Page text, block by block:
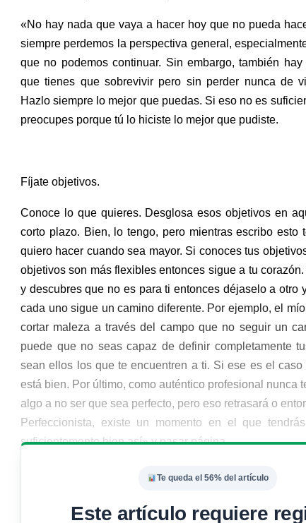
«No hay nada que vaya a hacer hoy que no pueda
siempre perdemos la perspectiva general,
que no podemos continuar. Sin embargo, también
que tienes que sobrevivir pero sin perder nunca de
Hazlo siempre lo mejor que puedas. Si eso no es
preocupes porque tú lo hiciste lo mejor que pudiste.
Fíjate objetivos.
Conoce lo que quieres. Desglosa esos objetivos en
corto plazo. Bien, lo tengo, pero mientras escribo esto
quiero hacer cuando sea mayor. Si conoces tus
objetivos son más flexibles entonces sigue a tu
y descubres que no es para ti entonces déjaselo a otro
cada uno sigue un camino diferente. Por ejemplo, el
cortar maleza a través del campo que no seguir un
puede que no seas capaz de definir completamente
sean ellos los que te encuentren a ti. Si ese es el caso
está bien. Por último, como auténtico profesional nunca
algo a no ser que sea perfecto, pero eso retrasará o
Perfeccionista, existe un momento en el que
suficientemente bien así» y pasar página.
Te queda el 56% del artículo
Este artículo requiere